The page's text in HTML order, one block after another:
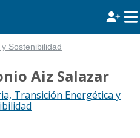
Sostenibilidad
Aiz Salazar
Transición Energética y